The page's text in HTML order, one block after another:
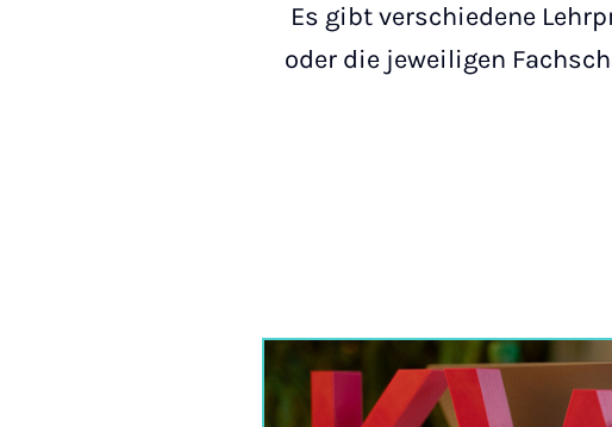
Es gibt verschiedene
oder die jeweiligen